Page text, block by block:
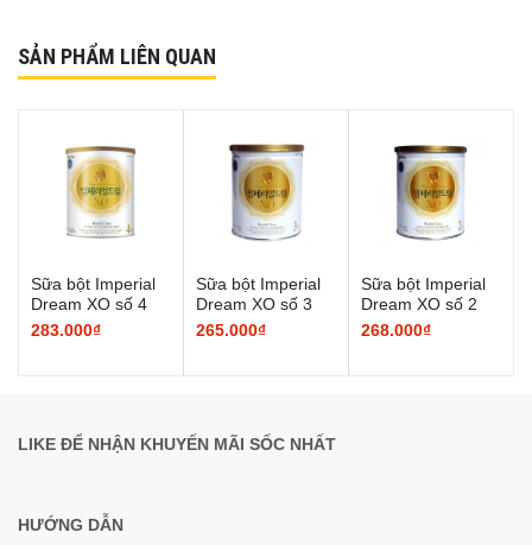
SẢN PHẨM LIÊN QUAN
Sữa bột Imperial
Dream XO số 4
283.000₫
Sữa bột Imperial
Dream XO số 3
265.000₫
Sữa bột Imperial
Dream XO số 2
268.000₫
LIKE ĐỂ NHẬN KHUYẾN MÃI SỐC NHẤT
HƯỚNG DẪN